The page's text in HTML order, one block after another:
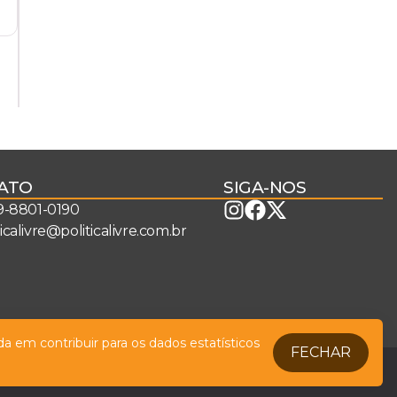
8801-0190
SIGA-NOS
LegalFale conosco
em contribuir para os dados estatísticos
FECHAR